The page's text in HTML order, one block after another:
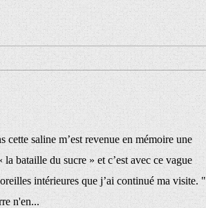
cette saline m’est revenue en mémoire une
bataille du sucre » et c’est avec ce vague
intérieures que j’ai continué ma visite. "
n'en...